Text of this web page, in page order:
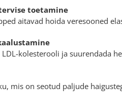
toetamine
aitavad hoida veresooned
kolesterooli ja suurendada
mis on seotud paljude